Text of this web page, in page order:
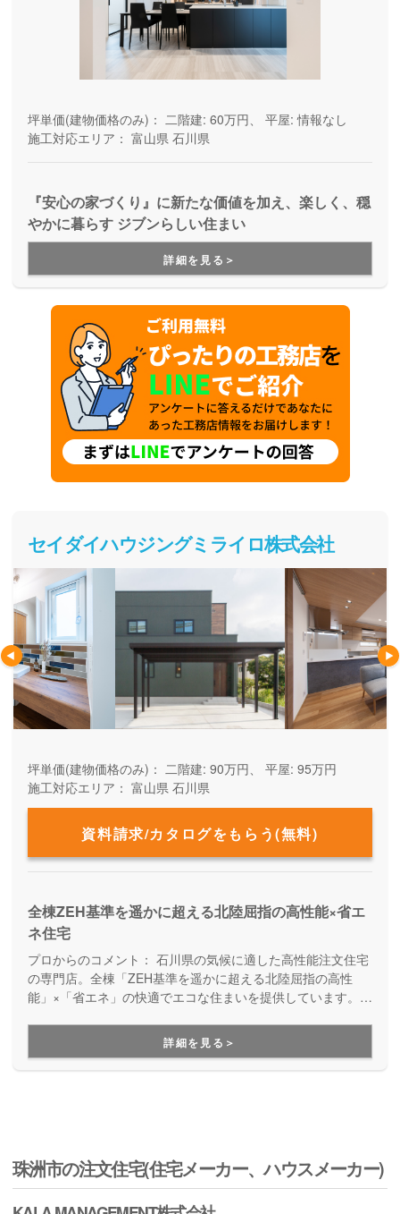
坪単価(建物価格のみ)： 二階建: 60万円、 平屋: 情報なし
施工対応エリア： 富山県 石川県
『安心の家づくり』に新たな価値を加え、楽しく、穏
やかに暮らす ジブンらしい住まい
詳細を見る＞
セイダイハウジングミライロ株式会社
坪単価(建物価格のみ)： 二階建: 90万円、 平屋: 95万円
施工対応エリア： 富山県 石川県
資料請求/カタログをもらう(無料)
全棟ZEH基準を遥かに超える北陸屈指の高性能×省エ
ネ住宅
プロからのコメント： 石川県の気候に適した高性能注文住宅
の専門店。全棟「ZEH基準を遥かに超える北陸屈指の高性
能」×「省エネ」の快適でエコな住まいを提供しています。ア
くずっと先まで安心でき、お家のパートナーとして末長く頼
りになる住宅メーカーです。
詳細を見る＞
珠洲市の注文住宅(住宅メーカー、ハウスメーカー)